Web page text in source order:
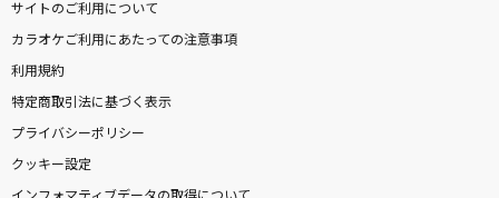
サイトのご利用について
カラオケご利用にあたっての注意事項
利用規約
特定商取引法に基づく表示
プライバシーポリシー
クッキー設定